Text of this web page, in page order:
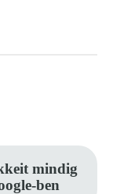
mindig
ben